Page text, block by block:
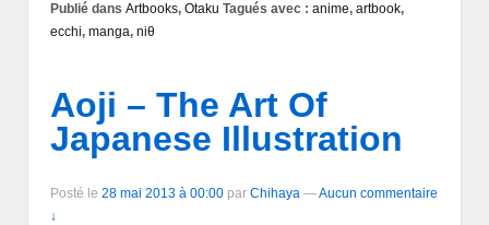
Publié dans Artbooks, Otaku Tagués avec : anime, artbook,
ecchi, manga, niθ
Aoji – The Art Of
Japanese Illustration
Posté le 28 mai 2013 à 00:00 par Chihaya —Aucun commentaire
↓